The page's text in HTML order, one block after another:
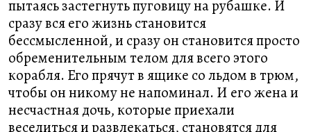
пытаясь застегнуть пуговицу на рубашке. И
сразу вся его жизнь становится
бессмысленной, и сразу он становится просто
обременительным телом для всего этого
корабля. Его прячут в ящике со льдом в трюм,
чтобы он никому не напоминал. И его жена и
несчастная дочь, которые приехали
веселиться и развлекаться, становятся для